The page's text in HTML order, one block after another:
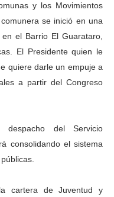
y los Movimientos
se inició en una
el Barrio El Guarataro,
El Presidente quien le
quiere darle un empuje a
a partir del Congreso
del Servicio
consolidando el sistema
cartera de Juventud y